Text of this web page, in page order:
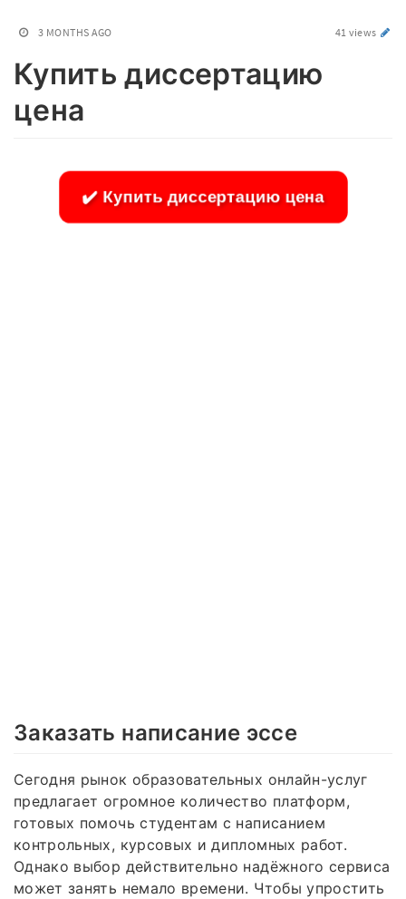
3 MONTHS AGO 41 views
Купить диссертацию
цена
✔️ Купить диссертацию цена
Заказать написание эссе
Сегодня рынок образовательных онлайн-услуг
предлагает огромное количество платформ,
готовых помочь студентам с написанием
контрольных, курсовых и дипломных работ.
Однако выбор действительно надёжного сервиса
может занять немало времени. Чтобы упростить